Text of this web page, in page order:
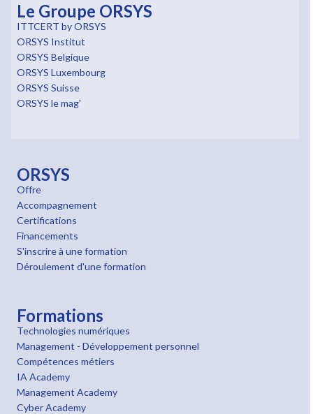
Le Groupe ORSYS
ITTCERT by ORSYS
ORSYS Institut
ORSYS Belgique
ORSYS Luxembourg
ORSYS Suisse
ORSYS le mag'
ORSYS
Offre
Accompagnement
Certifications
Financements
S'inscrire à une formation
Déroulement d'une formation
Formations
Technologies numériques
Management - Développement personnel
Compétences métiers
IA Academy
Management Academy
Cyber Academy